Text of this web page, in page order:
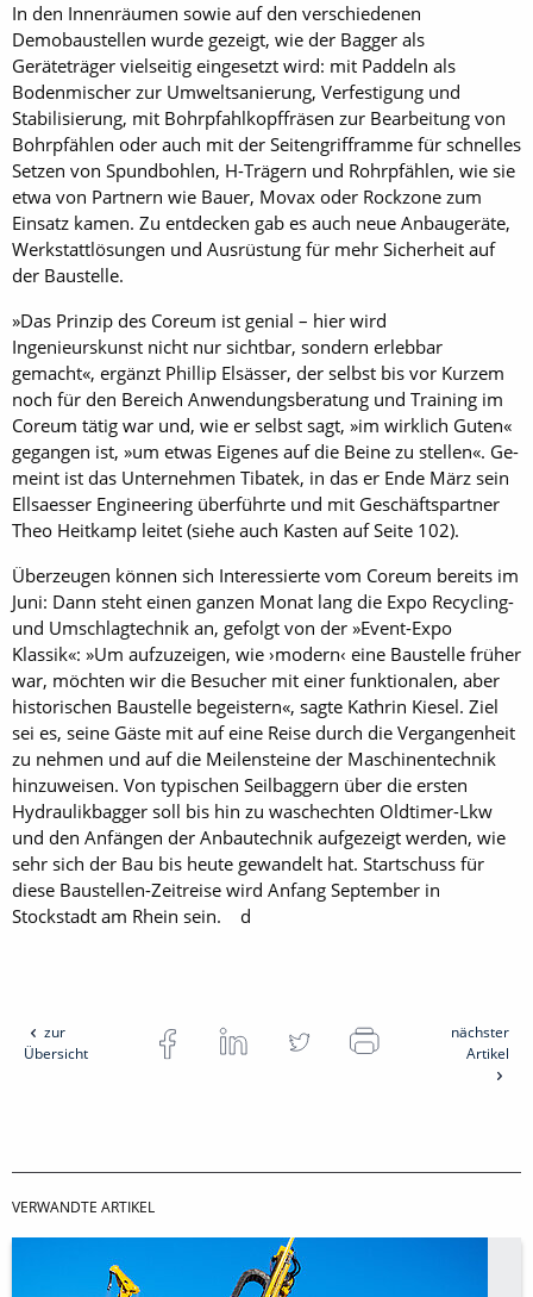
In den Innenräumen sowie auf den verschiedenen
Demobaustellen wurde gezeigt, wie der Bagger als
Geräteträger vielseitig eingesetzt wird: mit Paddeln als
Bodenmischer zur Umweltsanierung, Verfestigung und
Stabilisierung, mit Bohrpfahlkopffräsen zur Bearbeitung von
Bohrpfählen oder auch mit der Seitengrifframme für schnelles
Setzen von Spundbohlen, H-Trägern und Rohrpfählen, wie sie
etwa von Partnern wie Bauer, Movax oder Rockzone zum
Einsatz kamen. Zu entdecken gab es auch neue Anbaugeräte,
Werkstattlösungen und Ausrüstung für mehr Sicherheit auf
der Baustelle.
»Das Prinzip des Coreum ist genial – hier wird
Ingenieurskunst nicht nur sichtbar, sondern erlebbar
gemacht«, ergänzt Phillip Elsässer, der selbst bis vor Kurzem
noch für den Bereich Anwendungsberatung und Training im
Coreum tätig war und, wie er selbst sagt, »im wirklich Guten«
gegangen ist, »um etwas Eigenes auf die Beine zu stellen«. Ge­
meint ist das Unternehmen Tibatek, in das er Ende März sein
Ellsaesser Engineering überführte und mit Geschäftspartner
Theo Heitkamp leitet (siehe auch Kasten auf Seite 102).
Überzeugen können sich Interessierte vom Coreum bereits im
Juni: Dann steht einen ganzen Monat lang die Expo Recycling-
und Umschlagtechnik an, gefolgt von der »Event-Expo
Klassik«: »Um aufzuzeigen, wie ›modern‹ eine Baustelle früher
war, möchten wir die Besucher mit einer funktionalen, aber
historischen Baustelle begeistern«, sagte Kathrin Kiesel. Ziel
sei es, seine Gäste mit auf eine Reise durch die Vergangenheit
zu nehmen und auf die Meilensteine der Maschinentechnik
hinzuweisen. Von typischen Seilbaggern über die ersten
Hydraulikbagger soll bis hin zu waschechten Oldtimer-Lkw
und den Anfängen der Anbautechnik aufgezeigt werden, wie
sehr sich der Bau bis heute gewandelt hat. Startschuss für
diese Baustellen-Zeitreise wird Anfang September in
Stockstadt am Rhein sein. d
zur
Übersicht
nächster
Artikel
VERWANDTE ARTIKEL